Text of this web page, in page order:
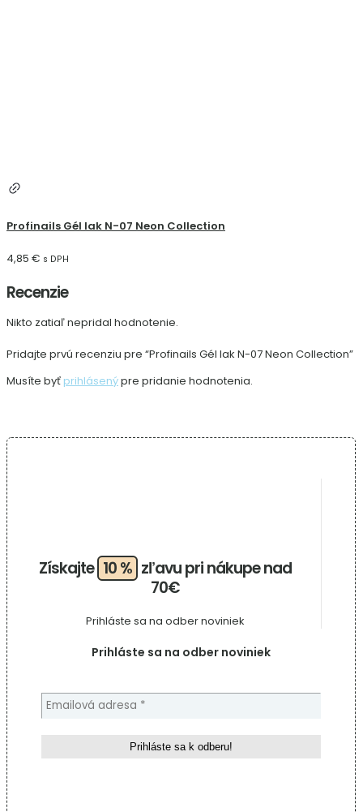
Profinails Gél lak N-07 Neon Collection
4,85 € s DPH
Recenzie
Nikto zatiaľ nepridal hodnotenie.
Pridajte prvú recenziu pre “Profinails Gél lak N-07 Neon Collection”
Musíte byť prihlásenýpre pridanie hodnotenia.
Získajte 10 % zľavu pri nákupe nad
70€
Prihláste sa na odber noviniek
Prihláste sa na odber noviniek